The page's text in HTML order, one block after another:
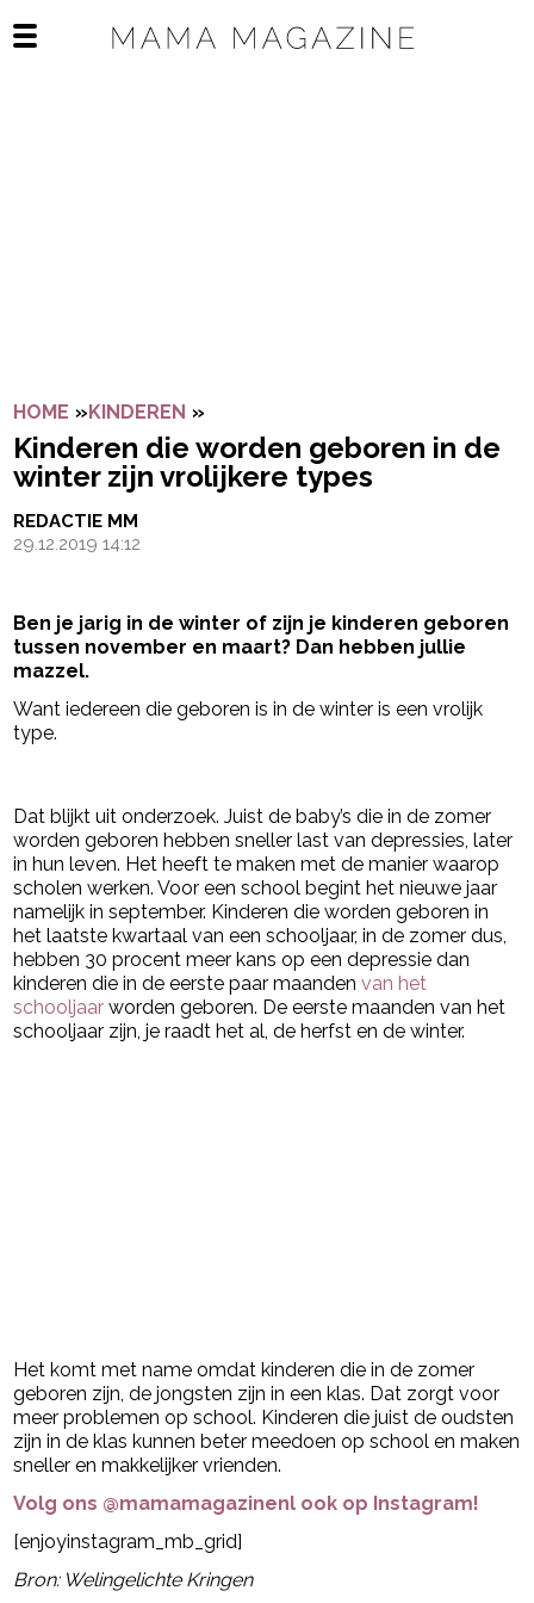
Open het mobiele menu
HOME »KINDEREN »
Kinderen die worden geboren in de
winter zijn vrolijkere types
REDACTIE MM
29.12.2019 14:12
Ben je jarig in de winter of zijn je kinderen geboren
tussen november en maart? Dan hebben jullie
mazzel.
Want iedereen die geboren is in de winter is een vrolijk
type.
Dat blijkt uit onderzoek. Juist de baby’s die in de zomer
worden geboren hebben sneller last van depressies, later
in hun leven. Het heeft te maken met de manier waarop
scholen werken. Voor een school begint het nieuwe jaar
namelijk in september. Kinderen die worden geboren in
het laatste kwartaal van een schooljaar, in de zomer dus,
hebben 30 procent meer kans op een depressie dan
kinderen die in de eerste paar maandenvan het
schooljaar worden geboren. De eerste maanden van het
schooljaar zijn, je raadt het al, de herfst en de winter.
Het komt met name omdat kinderen die in de zomer
geboren zijn, de jongsten zijn in een klas. Dat zorgt voor
meer problemen op school. Kinderen die juist de oudsten
zijn in de klas kunnen beter meedoen op school en maken
sneller en makkelijker vrienden.
Volg ons @mamamagazinenl ook op Instagram!
[enjoyinstagram_mb_grid]
Bron: Welingelichte Kringen